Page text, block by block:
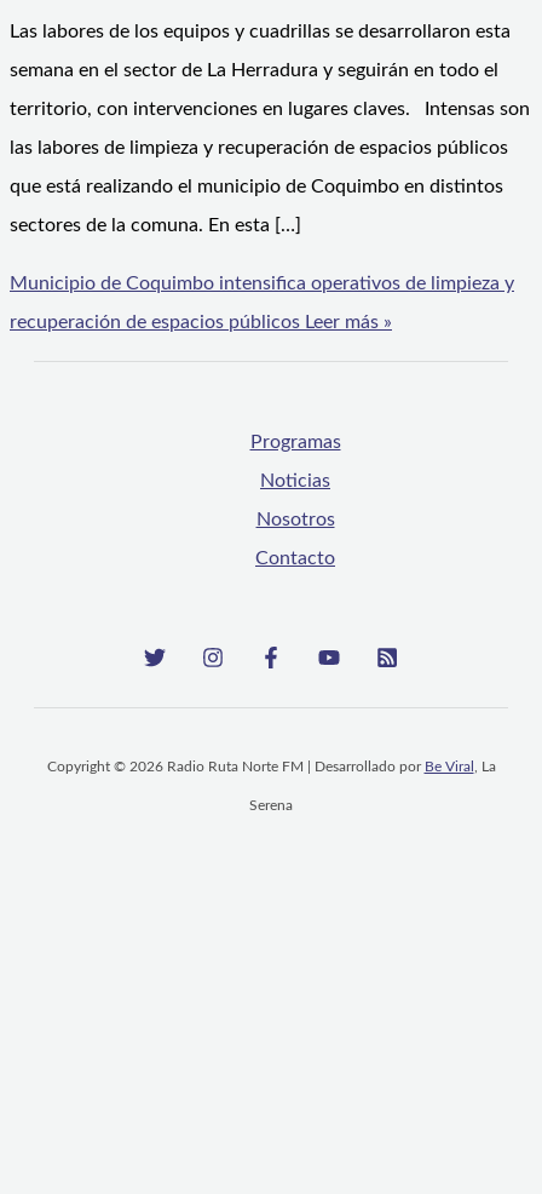
Las labores de los equipos y cuadrillas se desarrollaron esta
semana en el sector de La Herradura y seguirán en todo el
territorio, con intervenciones en lugares claves. Intensas son
las labores de limpieza y recuperación de espacios públicos
que está realizando el municipio de Coquimbo en distintos
sectores de la comuna. En esta […]
Municipio de Coquimbo intensifica operativos de limpieza y
recuperación de espacios públicos Leer más »
Programas
Noticias
Nosotros
Contacto
Copyright © 2026 Radio Ruta Norte FM | Desarrollado por Be Viral , La
Serena